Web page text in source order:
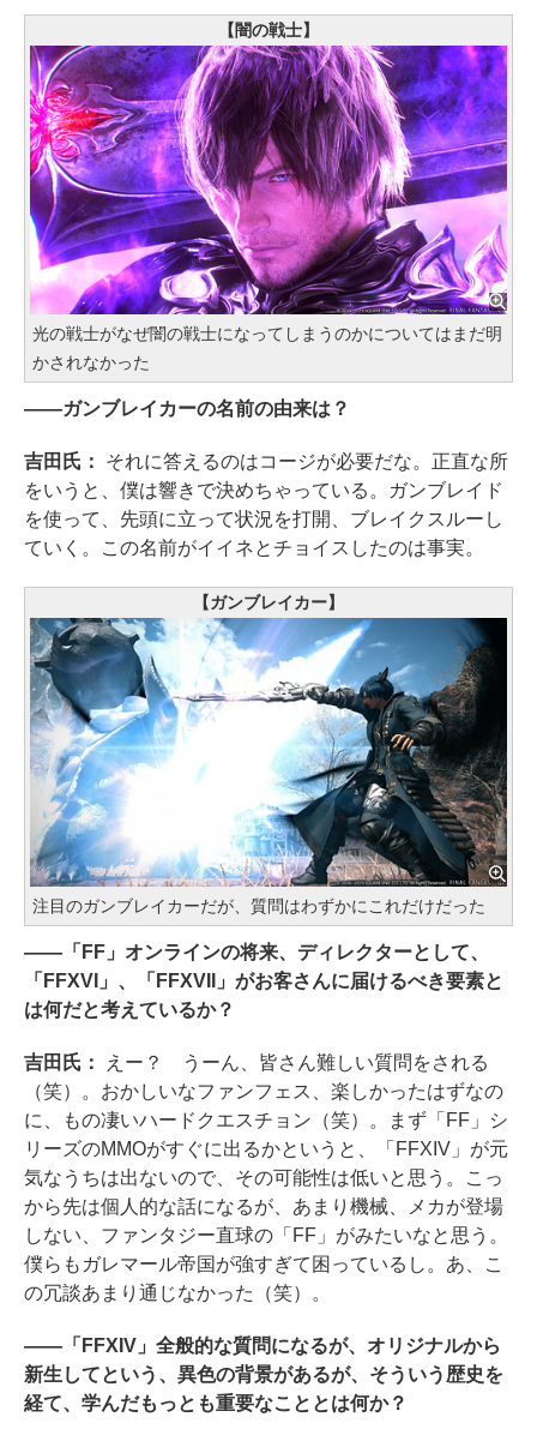
【闇の戦士】
光の戦士がなぜ闇の戦士になってしまうのかについてはまだ明
かされなかった
――ガンブレイカーの名前の由来は？
吉田氏： それに答えるのはコージが必要だな。正直な所
をいうと、僕は響きで決めちゃっている。ガンブレイド
を使って、先頭に立って状況を打開、ブレイクスルーし
ていく。この名前がイイネとチョイスしたのは事実。
【ガンブレイカー】
注目のガンブレイカーだが、質問はわずかにこれだけだった
――「FF」オンラインの将来、ディレクターとして、
「FFXVI」、「FFXVII」がお客さんに届けるべき要素と
は何だと考えているか？
吉田氏：
えー？ うーん、皆さん難しい質問をされる
（笑）。おかしいなファンフェス、楽しかったはずなの
に、もの凄いハードクエスチョン（笑）。まず「FF」シ
リーズのMMOがすぐに出るかというと、「FFXIV」が元
気なうちは出ないので、その可能性は低いと思う。こっ
から先は個人的な話になるが、あまり機械、メカが登場
しない、ファンタジー直球の「FF」がみたいなと思う。
僕らもガレマール帝国が強すぎて困っているし。あ、こ
の冗談あまり通じなかった（笑）。
――「FFXIV」全般的な質問になるが、オリジナルから
新生してという、異色の背景があるが、そういう歴史を
経て、学んだもっとも重要なこととは何か？